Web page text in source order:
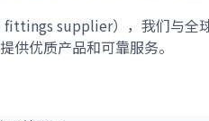
supplier），我们与全
供优质产品和可靠服务。